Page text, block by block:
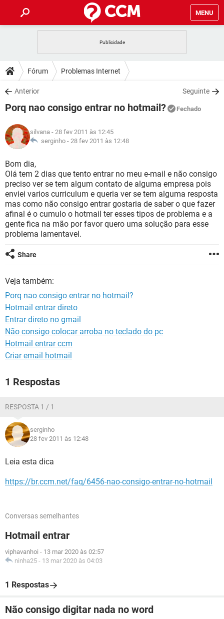
MENU
CELULAR FACEBOOK
OUTLOOK
INSTAGRAM GMAIL
GUIA DE COMPRAS
DICAS
JOGOS WHATSAPP
INSTAGRAM
GUIA DE COMPRAS
DOWNLOADS
JOGOS WHATSAPP
CELULAR
OUTLOOK EXCEL
INSTAGRAM
GUIA DE COMPRAS
FÓRUM
JOGOS
CELULAR
OUTLOOK
INSTAGRAM GMAIL
GUIA DE COMPRAS
GLOSSÁRIO
JOGOS
CELULAR FACEBOOK
OUTLOOK EXCEL
INSTAGRAM GMAIL
GUIA DE COMPRAS
Fórum Problemas Internet
Anterior Seguinte
Porq nao consigo entrar no hotmail? Fechado
silvana - 28 fev 2011 às 12:45
serginho - 28 fev 2011 às 12:48
Bom dia,
Olá tem 2 dias que tento entrar no meu e-mail e não consigo
preciso ver se tem algum contato de alguma empresa pois
enviei varios curriculum e queria ver se tem alguma resposta
mas como não consigo entrar gostaria de saber o que fazer
afinal é o cumulo o hotmail ter esses tipos de problema e a
gente fica na mão por favor quero uma solução para esse
problema lamentavel.
Share
Veja também:
Porq nao consigo entrar no hotmail?
Hotmail entrar direto
Entrar direto no gmail
Não consigo colocar arroba no teclado do pc
Hotmail entrar ccm
Criar email hotmail
1 Respostas
RESPOSTA 1 / 1
serginho
28 fev 2011 às 12:48
Leia esta dica
https://br.ccm.net/faq/6456-nao-consigo-entrar-no-hotmail
Conversas semelhantes
Hotmail entrar
viphavanhoi - 13 mar 2020 às 02:57
ninha25 - 13 mar 2020 às 04:03
1 Respostas
Não consigo digitar nada no word